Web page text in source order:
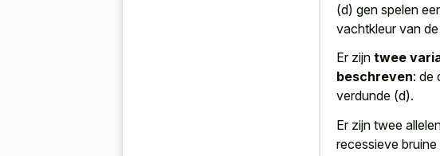
(d) gen spelen
vachtkleur van
Er zijn twee
beschreven: de
verdunde (d).
Er zijn twee
recessieve bruine